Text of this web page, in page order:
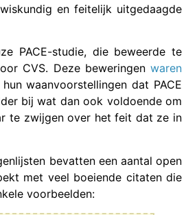
en feitelijk uitgedaagde
PACE-studie, die beweerde te
CVS. Deze beweringen waren
waanvoorstellingen dat PACE
bij wat dan ook voldoende om
te zwijgen over het feit dat ze in
bevatten een aantal open
met veel boeiende citaten die
voorbeelden: